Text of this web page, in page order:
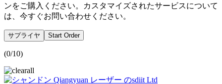
ンをご購入ください。カスタマイズされたサービスについて
は、今すぐお問い合わせください。
サプライヤ Start Order
(0/10)